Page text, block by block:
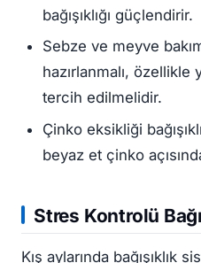
bağışıklığı güçlendirir.
Sebze ve meyve
hazırlanmalı, özellikle
tercih edilmelidir.
Çinko eksikliği
beyaz et çinko
Stres Kontrolü
Kış aylarında bağışıklık